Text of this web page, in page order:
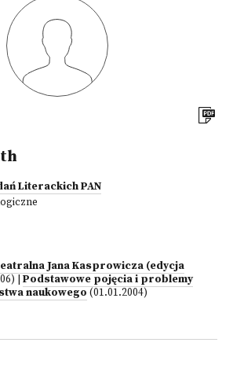
Literackich PAN
Jana Kasprowicza (edycja
Podstawowe pojęcia i problemy
naukowego (01.01.2004)